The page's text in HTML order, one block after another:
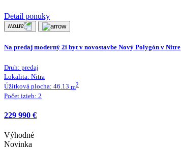
Detail ponuky
Na predaj moderný 2i byt v novostavbe Nový Polygón v Nitre
Druh: predaj
Lokalita: Nitra
Úžitková plocha: 46.13 m2
Počet izieb: 2
229 990 €
Výhodné
Novinka